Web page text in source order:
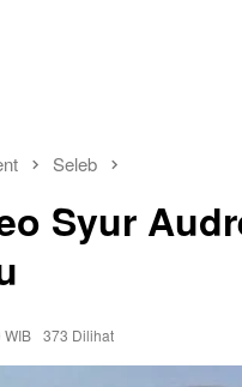
Seleb
Syur
WIB 373 Dilihat